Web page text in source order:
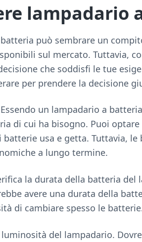
lampadario
può sembrare un
sul mercato. Tuttavia,
che soddisfi le tue
per prendere la decisione
un lampadario a
di cui ha bisogno. Puoi
usa e getta. Tuttavia,
a lungo termine.
la durata della batteria del
avere una durata della
di cambiare spesso le
del lampadario.